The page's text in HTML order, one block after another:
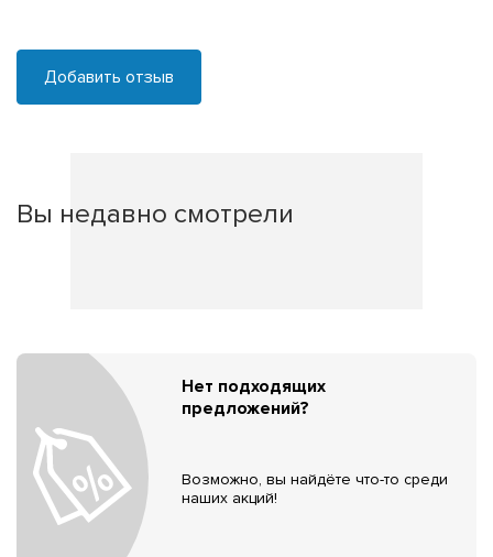
Добавить отзыв
Вы недавно смотрели
Нет подходящих
предложений?
Возможно, вы найдёте что-то среди
наших акций!